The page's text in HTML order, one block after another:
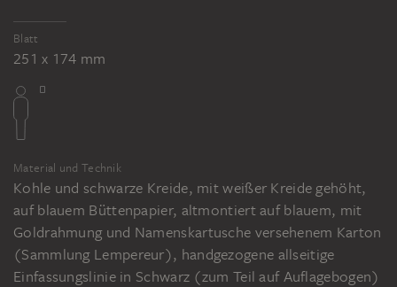
Blatt
251 x 174 mm
Material und Technik
Kohle und schwarze Kreide, mit weißer Kreide gehöht,
auf blauem Büttenpapier, altmontiert auf blauem, mit
Goldrahmung und Namenskartusche versehenem Karton
(Sammlung Lempereur), handgezogene allseitige
Einfassungslinie in Schwarz (zum Teil auf Auflagebogen)